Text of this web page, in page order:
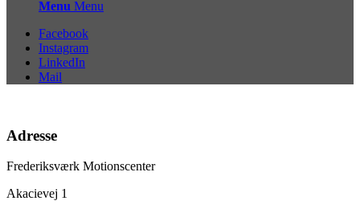
Menu Menu
Facebook
Instagram
LinkedIn
Mail
Adresse
Frederiksværk Motionscenter
Akacievej 1